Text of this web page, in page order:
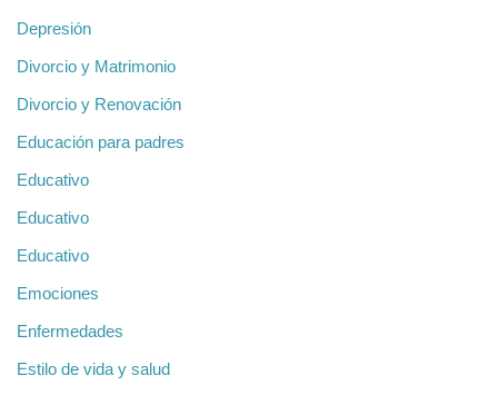
Depresión
Divorcio y Matrimonio
Divorcio y Renovación
Educación para padres
Educativo
Educativo
Educativo
Emociones
Enfermedades
Estilo de vida y salud